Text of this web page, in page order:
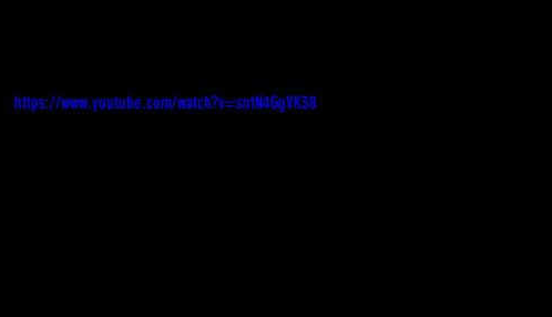
https://www.youtube.com/watch?v=sntN4GgVK38